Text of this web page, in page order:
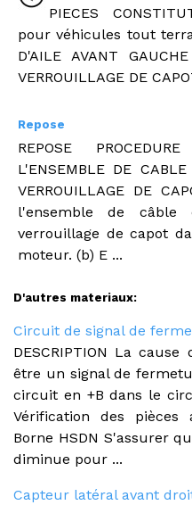
PIECES
pour véhicules tout
D'AILE AVANT
VERROUILLAGE DE
Repose
REPOSE
L'ENSEMBLE DE
VERROUILLAGE DE
l'ensemble de câble
verrouillage de capot
moteur. (b) E ...
D'autres materiaux:
Circuit de signal de
DESCRIPTION La
être un signal de
circuit en +B dans le
Vérification des pièces
Borne HSDN S'assurer
diminue pour ...
Capteur latéral avant